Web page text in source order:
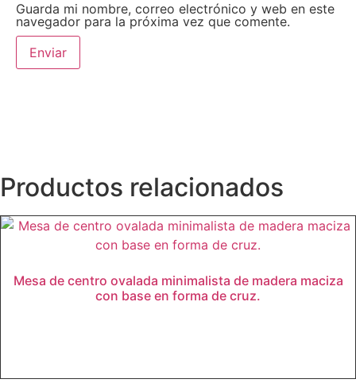
Guarda mi nombre, correo electrónico y web en este
navegador para la próxima vez que comente.
Productos relacionados
Mesa de centro ovalada minimalista de madera maciza
con base en forma de cruz.